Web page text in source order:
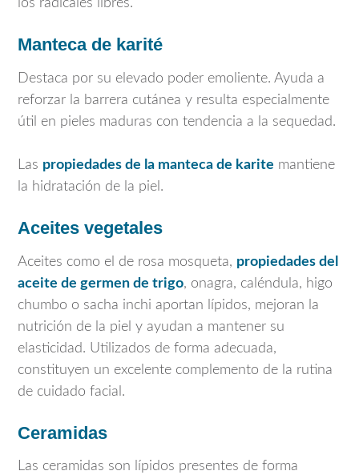
los radicales libres.
Manteca de karité
Destaca por su elevado poder emoliente. Ayuda a
reforzar la barrera cutánea y resulta especialmente
útil en pieles maduras con tendencia a la sequedad.
Las propiedades de la manteca de karite mantiene
la hidratación de la piel.
Aceites vegetales
Aceites como el de rosa mosqueta, propiedades del
aceite de germen de trigo, onagra, caléndula, higo
chumbo o sacha inchi aportan lípidos, mejoran la
nutrición de la piel y ayudan a mantener su
elasticidad. Utilizados de forma adecuada,
constituyen un excelente complemento de la rutina
de cuidado facial.
Ceramidas
Las ceramidas son lípidos presentes de forma